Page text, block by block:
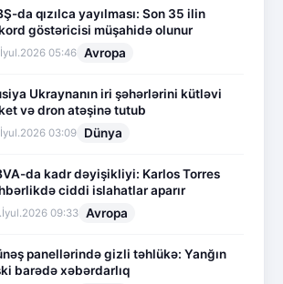
da qızılca yayılması: Son 35 ilin
göstəricisi müşahidə olunur
05:46 Avropa
Ukraynanın iri şəhərlərini kütləvi
və dron atəşinə tutub
03:09 Dünya
da kadr dəyişikliyi: Karlos Torres
ciddi islahatlar aparır
09:33 Avropa
panellərində gizli təhlükə: Yanğın
barədə xəbərdarlıq